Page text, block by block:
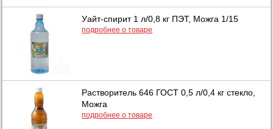
Уайт-спирит 1 л/0,8 кг ПЭТ, Можга 1/15
подробнее о товаре
Растворитель 646 ГОСТ 0,5 л/0,4 кг стекло,
Можга
подробнее о товаре